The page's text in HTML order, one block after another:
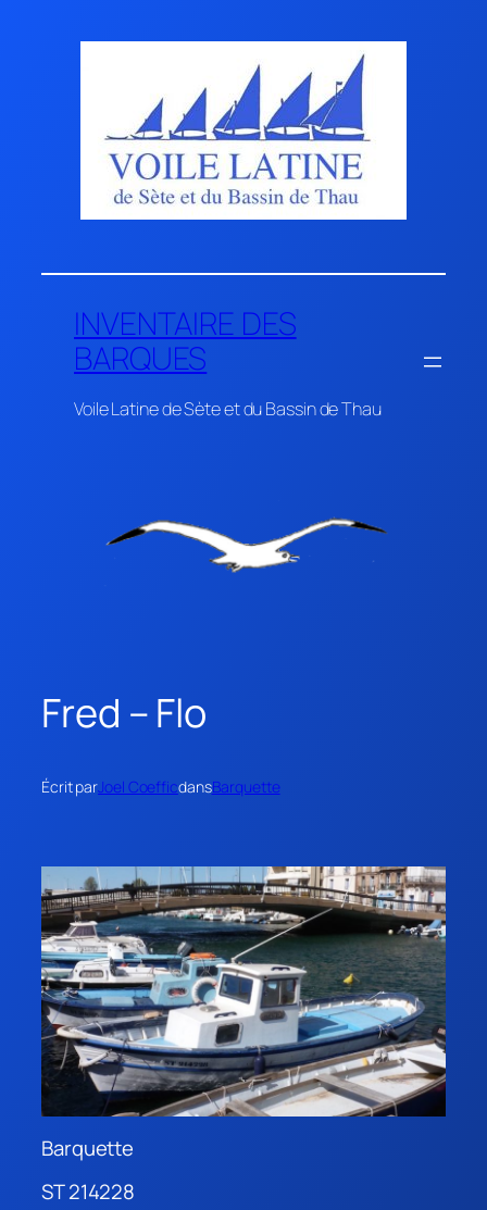
INVENTAIRE DES
BARQUES
Voile Latine de Sète et du Bassin de Thau
Fred – Flo
Écrit parJoel CoefficdansBarquette
Barquette
ST 214228